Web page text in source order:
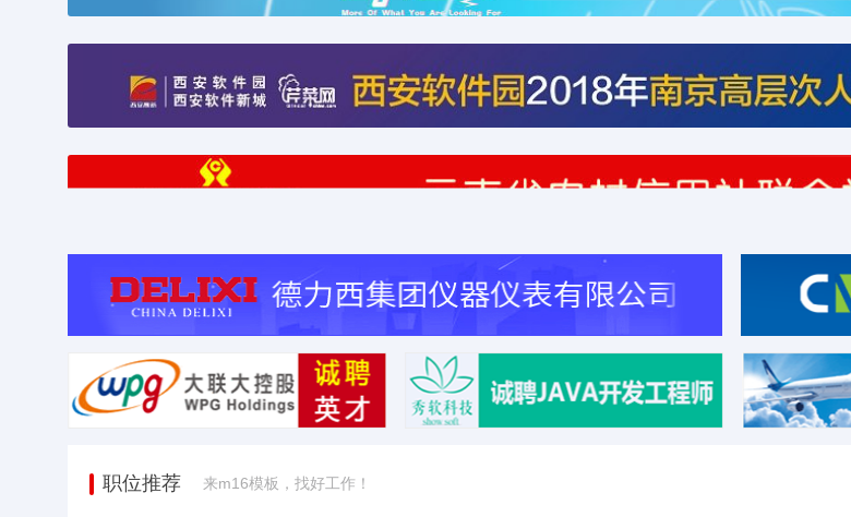
宁波政协主席唐一军被提名市长 曾有纪检经历 2016-06-11
蔡英文亲手喂的"快乐猪"将被宰 成其就职晚宴菜 2016-06-
百万年薪VS艰难维生，中美房产经纪行业差异有多大？
职位推荐 来m16模板，找好工作！